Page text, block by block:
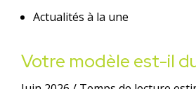
Actualités à la une
Votre modèle est-il